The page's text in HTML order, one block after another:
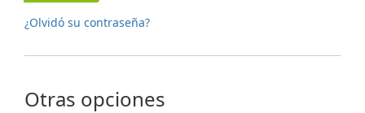
¿Olvidó su contraseña?
Otras opciones